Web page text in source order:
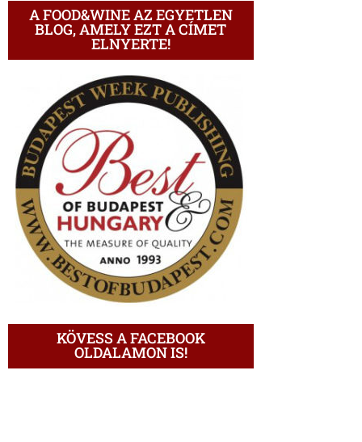
A FOOD&WINE AZ EGYETLEN
BLOG, AMELY EZT A CÍMET
ELNYERTE!
KÖVESS A FACEBOOK
OLDALAMON IS!